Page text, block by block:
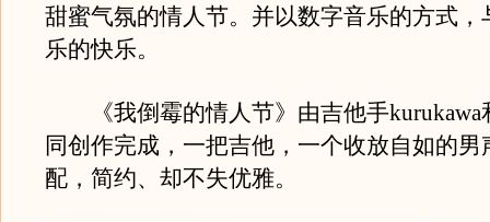
甜蜜气氛的情人节。并以数字音乐的方式，
乐的快乐。
《我倒霉的情人节》由吉他手kurukawa
同创作完成，一把吉他，一个收放自如的男
配，简约、却不失优雅。